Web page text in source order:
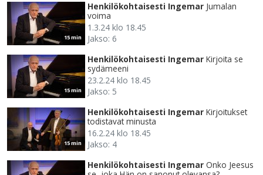
15 min
Henkilökohtaisesti Ingemar Jumalan
voima
1.3.24 klo 18.45
Jakso: 6
15 min
Henkilökohtaisesti Ingemar Kirjoita se
sydämeeni
23.2.24 klo 18.45
Jakso: 5
15 min
Henkilökohtaisesti Ingemar Kirjoitukset
todistavat minusta
16.2.24 klo 18.45
Jakso: 4
Henkilökohtaisesti Ingemar Onko Jeesus